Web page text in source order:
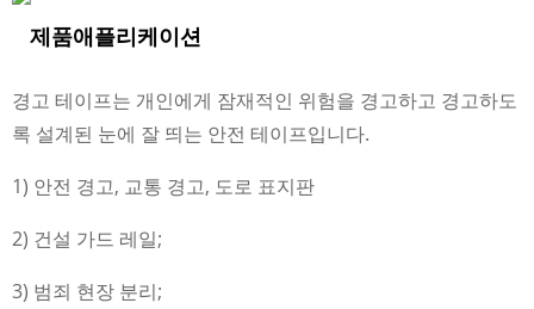
제품애플리케이션
경고 테이프는 개인에게 잠재적인 위험을 경고하고 경고하도
록 설계된 눈에 잘 띄는 안전 테이프입니다.
1) 안전 경고, 교통 경고, 도로 표지판
2) 건설 가드 레일;
3) 범죄 현장 분리;